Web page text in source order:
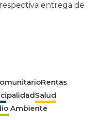
entrega de
Rentas
Salud
Ambiente